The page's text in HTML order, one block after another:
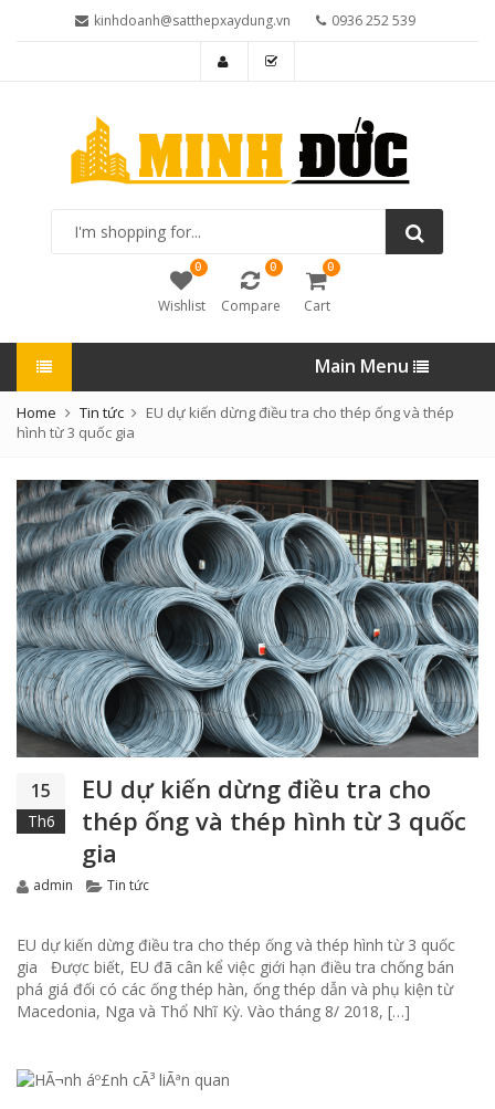
kinhdoanh@satthepxaydung.vn 0936 252 539
shopping
0
Wishlist
0
Compare
0
Cart
Main Menu
Home Tin tức
EU dự kiến dừng điều tra cho thép ống và thép
hình từ 3 quốc gia
15
Th6
EU dự kiến dừng điều tra cho
thép ống và thép hình từ 3 quốc
gia
Author
admin Categories
Tin tức
EU dự kiến dừng điều tra cho thép ống và thép hình từ 3 quốc
gia Được biết, EU đã cân kể việc giới hạn điều tra chống bán
phá giá đối có các ống thép hàn, ống thép dẫn và phụ kiện từ
Macedonia, Nga và Thổ Nhĩ Kỳ. Vào tháng 8/ 2018, […]